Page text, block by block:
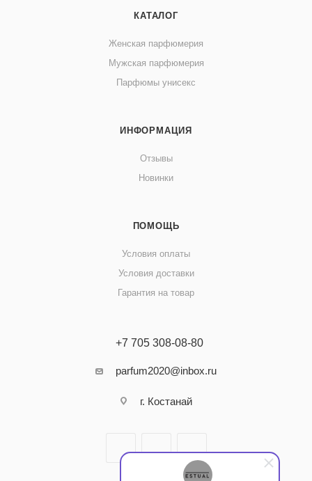
КАТАЛОГ
Женская парфюмерия
Мужская парфюмерия
Парфюмы унисекс
ИНФОРМАЦИЯ
Отзывы
Новинки
ПОМОЩЬ
Условия оплаты
Условия доставки
Гарантия на товар
+7 705 308-08-80
parfum2020@inbox.ru
г. Костанай